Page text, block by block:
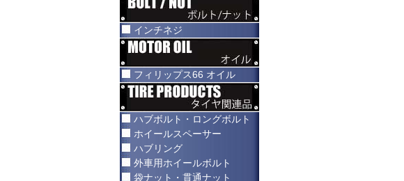
インチネジ
フィリップス66 オイル
ハブボルト・ロングボルト
ホイールスペーサー
ハブリング
外車用ホイールボルト
袋ナット・貫通ナット